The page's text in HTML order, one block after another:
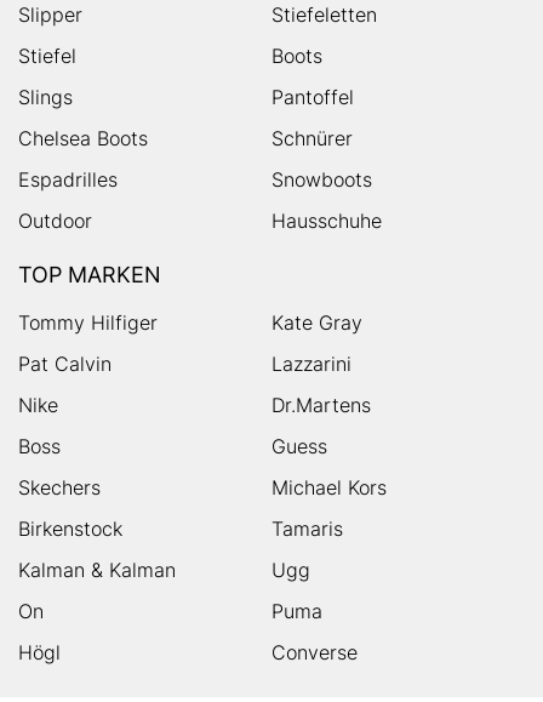
Slipper
Stiefeletten
Stiefel
Boots
Slings
Pantoffel
Chelsea Boots
Schnürer
Espadrilles
Snowboots
Outdoor
Hausschuhe
TOP MARKEN
Tommy Hilfiger
Kate Gray
Pat Calvin
Lazzarini
Nike
Dr.Martens
Boss
Guess
Skechers
Michael Kors
Birkenstock
Tamaris
Kalman & Kalman
Ugg
On
Puma
Högl
Converse